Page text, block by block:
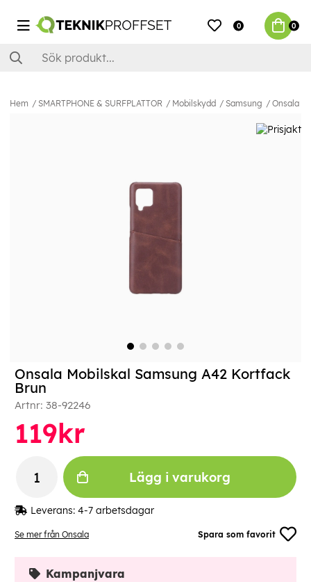
0 0
Hem SMARTPHONE & SURFPLATTOR Mobilskydd Samsung Onsala
Se mer från Onsala Spara som favorit
Onsala Mobilskal Samsung A42 Kortfack
Brun
Artnr: 38-92246
119kr
Lägg i varukorg
Leverans: 4-7 arbetsdagar
Kampanjvara